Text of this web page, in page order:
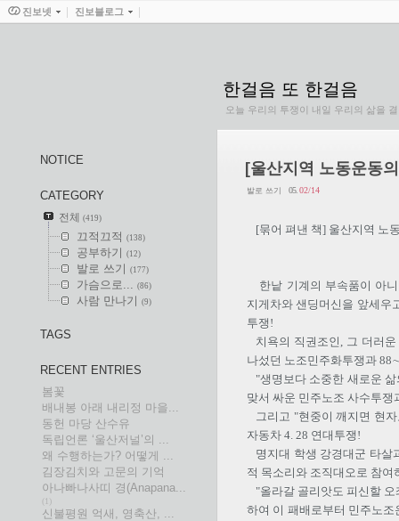
NOTICE
CATEGORY
전체 (419)
끄적끄적 (138)
공부하기 (12)
발로 쓰기 (177)
가슴으로... (86)
사람 만나기 (9)
TAGS
RECENT ENTRIES
봄꽃
배내봉 아래 내리정 마을...
동헌 마당 산수유
독립언론 ‘울산저널’의 ...
왜 수행하는가? 어떻게 ...
김장김치와 고문의 기억
아나빠나사띠 경(Anapana...
(1)
신불평원 억새, 영축산, ...
한걸음 또 한걸음
오늘 우리의 투쟁이 내일 우리의 삶을
[울산지역 노동운동
발로 쓰기 05. 02/14
[묶어 펴낸 책] 울산지역 노
한낱 기계의 부속품이 아
지게차와 샌딩머신을 앞세우
투쟁!
치욕의 직권조인, 그 더러
나섰던 노조민주화투쟁과
"생명보다 소중한 새로운
맞서 싸운 민주노조 사수투
그리고 "현중이 깨지면 현
자동차 4. 28 연대투쟁!
명지대 학생 강경대군 타살
적 목소리와 조직대오로 참
"올라갈 골리앗도 피신할
하여 이 패배로부터 민주노
진보넷 진보블로그